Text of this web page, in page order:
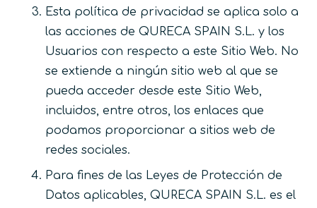
Esta política de privacidad se aplica solo a
las acciones de QURECA SPAIN S.L. y los
Usuarios con respecto a este Sitio Web. No
se extiende a ningún sitio web al que se
pueda acceder desde este Sitio Web,
incluidos, entre otros, los enlaces que
podamos proporcionar a sitios web de
redes sociales.
Para fines de las Leyes de Protección de
Datos aplicables, QURECA SPAIN S.L. es el